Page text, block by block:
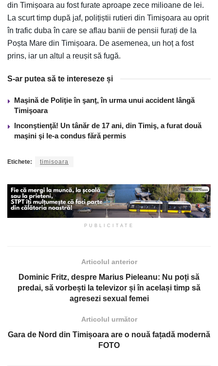
din Timișoara au fost furate aproape zece milioane de lei.
La scurt timp după jaf, polițiștii rutieri din Timișoara au oprit
în trafic duba în care se aflau banii de pensii furați de la
Poșta Mare din Timișoara. De asemenea, un hoț a fost
prins, iar un altul a reușit să fugă.
S-ar putea să te intereseze și
Maşină de Poliţie în şanţ, în urma unui accident lângă
Timişoara
Inconştienţă! Un tânăr de 17 ani, din Timiş, a furat două
maşini şi le-a condus fără permis
Etichete: timisoara
PUBLICITATE
Articolul anterior
Dominic Fritz, despre Marius Pieleanu: Nu poți să
predai, să vorbești la televizor și în același timp să
agresezi sexual femei
Articolul următor
Gara de Nord din Timișoara are o nouă fațadă modernă
FOTO